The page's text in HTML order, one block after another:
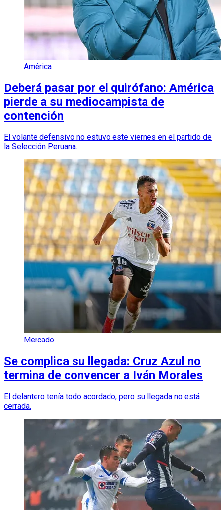
América
Deberá pasar por el quirófano: América
pierde a su mediocampista de
contención
El volante defensivo no estuvo este viernes en el partido de
la Selección Peruana.
Mercado
Se complica su llegada: Cruz Azul no
termina de convencer a Iván Morales
El delantero tenía todo acordado, pero su llegada no está
cerrada.